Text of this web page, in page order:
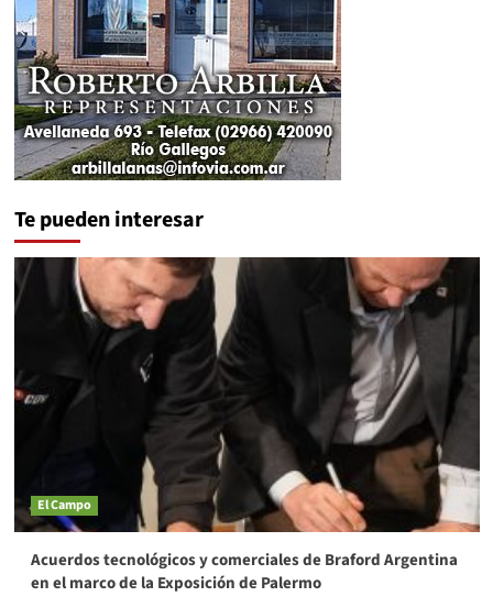
Te pueden interesar
El Campo
Acuerdos tecnológicos y comerciales de Braford Argentina
en el marco de la Exposición de Palermo